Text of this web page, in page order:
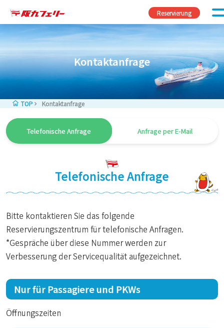
Reservierung
Kontaktanfrage
TOP Kontaktanfrage
Telefonische Anfrage Anfrage per E-Mail
Telefonische Anfrage
Bitte kontaktieren Sie das folgende
Reservierungszentrum für telefonische Anfragen.
*Gespräche über diese Nummer werden zur
Verbesserung der Servicequalität aufgezeichnet.
Nur für Passagiere und PKWs
Öffnungszeiten